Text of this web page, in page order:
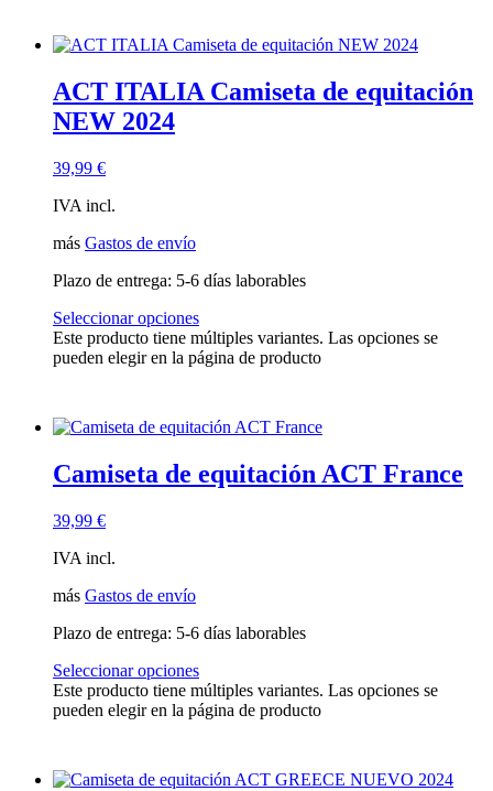
ACT ITALIA Camiseta de equitación
NEW 2024
39,99 €
IVA incl.
más Gastos de envío
Plazo de entrega: 5-6 días laborables
Seleccionar opciones
Este producto tiene múltiples variantes. Las opciones se
pueden elegir en la página de producto
Camiseta de equitación ACT France
39,99 €
IVA incl.
más Gastos de envío
Plazo de entrega: 5-6 días laborables
Seleccionar opciones
Este producto tiene múltiples variantes. Las opciones se
pueden elegir en la página de producto